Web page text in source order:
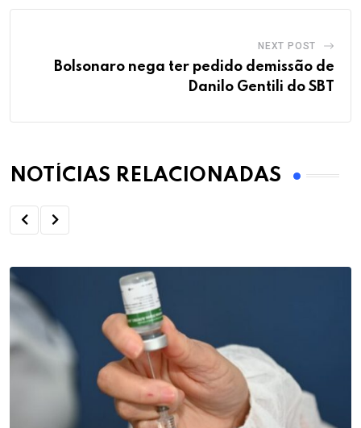
NEXT POST
Bolsonaro nega ter pedido demissão de
Danilo Gentili do SBT
NOTÍCIAS RELACIONADAS